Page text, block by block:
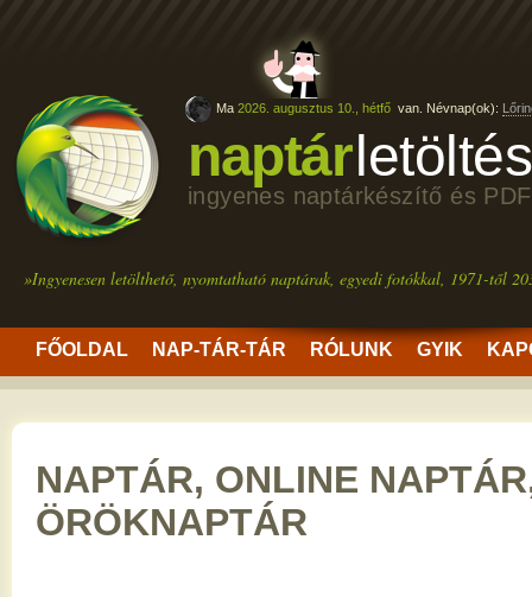
naptárletöltés
ingyenes naptárkészítő és
»Ingyenesen letölthető, nyomtatható naptárak, egyedi fotókkal, 1971-től
FŐOLDAL NAP-TÁR-TÁR RÓLUNK GYIK
Ma 2026. augusztus 10., hétfő van. Névnap(ok):
NAPTÁR, ONLINE
ÖRÖKNAPTÁR